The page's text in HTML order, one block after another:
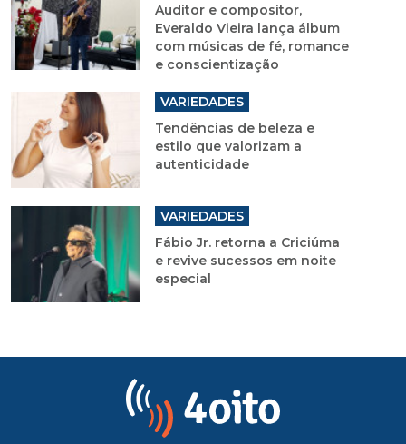
Auditor e compositor,
Everaldo Vieira lança álbum
com músicas de fé, romance
e conscientização
VARIEDADES
Tendências de beleza e
estilo que valorizam a
autenticidade
VARIEDADES
Fábio Jr. retorna a Criciúma
e revive sucessos em noite
especial